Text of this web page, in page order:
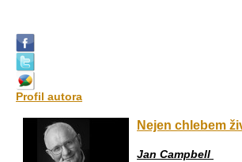
Profil autora
Nejen chlebem
Jan Campbell